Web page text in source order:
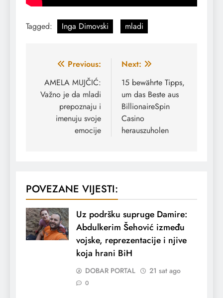
Tagged: Inga Dimovski mladi
Navigacija
članaka
Previous:
AMELA MUJČIĆ:
Važno je da mladi
prepoznaju i
imenuju svoje
emocije
Next:
15 bewährte Tipps,
um das Beste aus
BillionaireSpin
Casino
herauszuholen
POVEZANE VIJESTI:
Uz podršku supruge Damire:
Abdulkerim Šehović između
vojske, reprezentacije i njive
koja hrani BiH
DOBAR PORTAL 21 sat ago
0